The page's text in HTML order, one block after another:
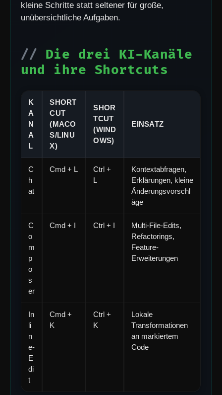
kleine Schritte statt seltener für große,
unübersichtliche Aufgaben.
Die drei KI-Kanäle
und ihre Shortcuts
K
A
N
A
L
SHORT
CUT
(MACO
S/LINU
X)
SHOR
TCUT
(WIND
OWS)
EINSATZ
C
h
at
Cmd + L
Ctrl +
L
Kontextabfragen,
Erklärungen, kleine
Änderungsvorschl
äge
C
o
m
p
o
s
er
Cmd + I Ctrl + I
Multi-File-Edits,
Refactorings,
Feature-
Erweiterungen
In
li
n
e-
E
di
t
Cmd +
K
Ctrl +
K
Lokale
Transformationen
an markiertem
Code